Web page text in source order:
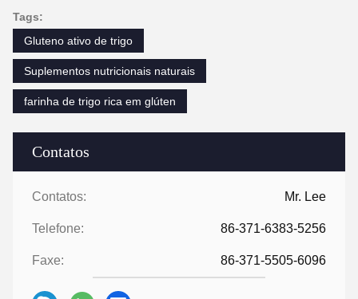
Contatos
Contatos: Mr. Lee
Telefone: 86-371-6383-5256
Faxe: 86-371-5505-6096
Tags:
Gluteno ativo de trigo
Suplementos nutricionais naturais
farinha de trigo rica em glúten